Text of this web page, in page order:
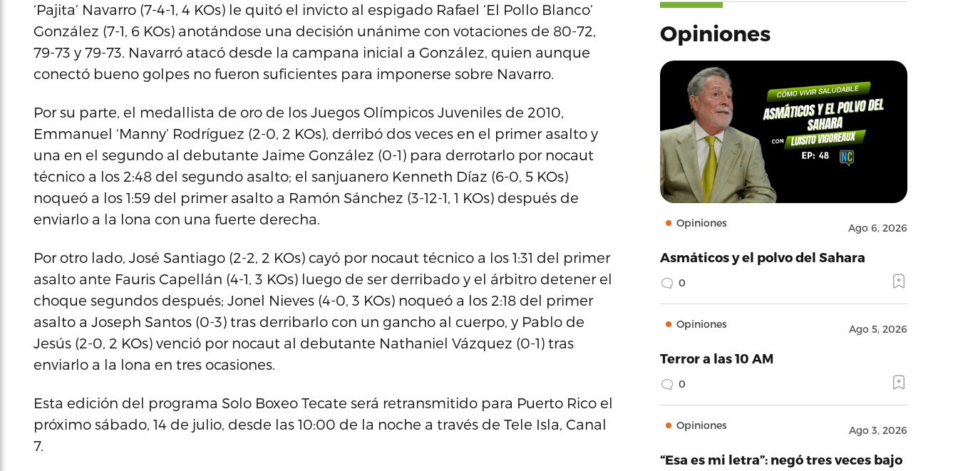
‘Pajita’ Navarro (7-4-1, 4 KOs) le quitó el invicto al espigado Rafael ‘El Pollo Blanco’
González (7-1, 6 KOs) anotándose una decisión unánime con votaciones de 80-72,
79-73 y 79-73. Navarró atacó desde la campana inicial a González, quien aunque
conectó bueno golpes no fueron suficientes para imponerse sobre Navarro.
Por su parte, el medallista de oro de los Juegos Olímpicos Juveniles de 2010,
Emmanuel ‘Manny’ Rodríguez (2-0, 2 KOs), derribó dos veces en el primer asalto y
una en el segundo al debutante Jaime González (0-1) para derrotarlo por nocaut
técnico a los 2:48 del segundo asalto; el sanjuanero Kenneth Díaz (6-0, 5 KOs)
noqueó a los 1:59 del primer asalto a Ramón Sánchez (3-12-1, 1 KOs) después de
enviarlo a la lona con una fuerte derecha.
Por otro lado, José Santiago (2-2, 2 KOs) cayó por nocaut técnico a los 1:31 del primer
asalto ante Fauris Capellán (4-1, 3 KOs) luego de ser derribado y el árbitro detener el
choque segundos después; Jonel Nieves (4-0, 3 KOs) noqueó a los 2:18 del primer
asalto a Joseph Santos (0-3) tras derribarlo con un gancho al cuerpo, y Pablo de
Jesús (2-0, 2 KOs) venció por nocaut al debutante Nathaniel Vázquez (0-1) tras
enviarlo a la lona en tres ocasiones.
Esta edición del programa Solo Boxeo Tecate será retransmitido para Puerto Rico el
próximo sábado, 14 de julio, desde las 10:00 de la noche a través de Tele Isla, Canal
7.
Opiniones
Opiniones Ago 6, 2026
Asmáticos y el polvo del Sahara
0
Opiniones Ago 5, 2026
Terror a las 10 AM
0
Opiniones Ago 3, 2026
“Esa es mi letra”: negó tres veces bajo